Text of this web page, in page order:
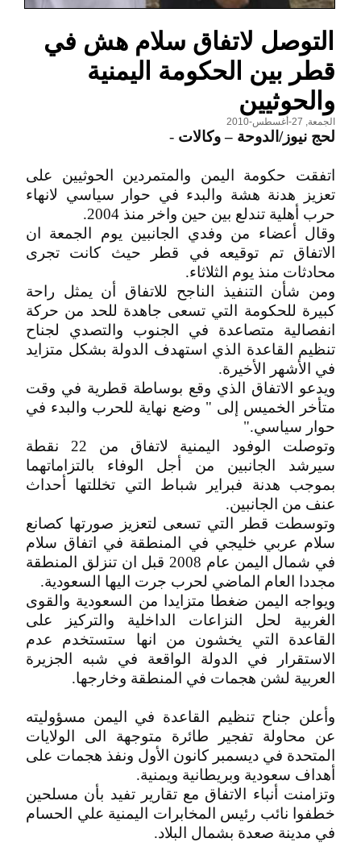
التوصل لاتفاق سلام هش في
قطر بين الحكومة اليمنية
والحوثيين
الجمعة, 27-أغسطس-2010
لحج نيوز/الدوحة – وكالات -
اتفقت حكومة اليمن والمتمردين الحوثيين على
تعزيز هدنة هشة والبدء في حوار سياسي لانهاء
حرب أهلية تندلع بين حين واخر منذ 2004.
وقال أعضاء من وفدي الجانبين يوم الجمعة ان
الاتفاق تم توقيعه في قطر حيث كانت تجرى
محادثات منذ يوم الثلاثاء.
ومن شأن التنفيذ الناجح للاتفاق أن يمثل راحة
كبيرة للحكومة التي تسعى جاهدة للحد من حركة
انفصالية متصاعدة في الجنوب والتصدي لجناح
تنظيم القاعدة الذي استهدف الدولة بشكل متزايد
في الأشهر الأخيرة.
ويدعو الاتفاق الذي وقع بوساطة قطرية في وقت
متأخر الخميس إلى " وضع نهاية للحرب والبدء في
حوار سياسي."
وتوصلت الوفود اليمنية لاتفاق من 22 نقطة
سيرشد الجانبين من أجل الوفاء بالتزاماتهما
بموجب هدنة فبراير شباط التي تخللتها أحداث
عنف من الجانبين.
وتوسطت قطر التي تسعى لتعزيز صورتها كصانع
سلام عربي خليجي في المنطقة في اتفاق سلام
في شمال اليمن عام 2008 قبل ان تنزلق المنطقة
مجددا العام الماضي لحرب جرت اليها السعودية.
ويواجه اليمن ضغطا متزايدا من السعودية والقوى
الغربية لحل النزاعات الداخلية والتركيز على
القاعدة التي يخشون من انها ستستخدم عدم
الاستقرار في الدولة الواقعة في شبه الجزيرة
العربية لشن هجمات في المنطقة وخارجها.
وأعلن جناح تنظيم القاعدة في اليمن مسؤوليته
عن محاولة تفجير طائرة متوجهة الى الولايات
المتحدة في ديسمبر كانون الأول ونفذ هجمات على
أهداف سعودية وبريطانية ويمنية.
وتزامنت أنباء الاتفاق مع تقارير تفيد بأن مسلحين
خطفوا نائب رئيس المخابرات اليمنية علي الحسام
في مدينة صعدة بشمال البلاد.